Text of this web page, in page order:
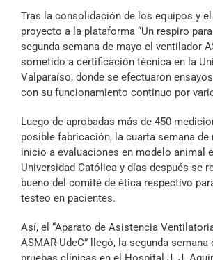
Tras la consolidación de los equipos y el
proyecto a la plataforma “Un respiro para
segunda semana de mayo el ventilador
sometido a certificación técnica en la
Valparaíso, donde se efectuaron
con su funcionamiento continuo por
Luego de aprobadas más de 450
posible fabricación, la cuarta semana de
inicio a evaluaciones en modelo animal
Universidad Católica y días después se
bueno del comité de ética respectivo
testeo en pacientes.
Así, el “Aparato de Asistencia
ASMAR-UdeC” llegó, la segunda semana